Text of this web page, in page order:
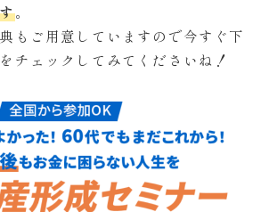
。
もご用意していますので今すぐ下
チェックしてみてくださいね！